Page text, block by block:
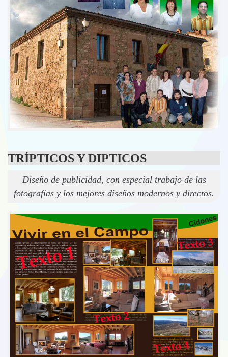
TRÍPTICOS Y DIPTICOS
Diseño de publicidad, con especial trabajo de las
fotografías y los mejores diseños modernos y directos.